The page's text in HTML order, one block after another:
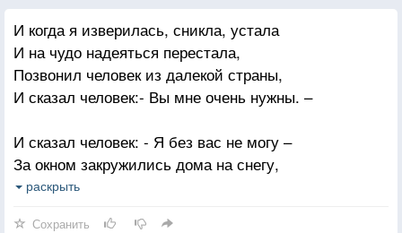
Тут реви не реви...
Нет грустней преступления,
Чем любовь без любви!
И когда я изверилась, сникла, устала
И на чудо надеяться перестала,
Позвонил человек из далекой страны,
И сказал человек:- Вы мне очень нужны. –
И сказал человек: - Я без вас не могу –
За окном закружились дома на снегу,
Дрогнул пол, покачнулись четыре стены.
раскрыть
Сохранить